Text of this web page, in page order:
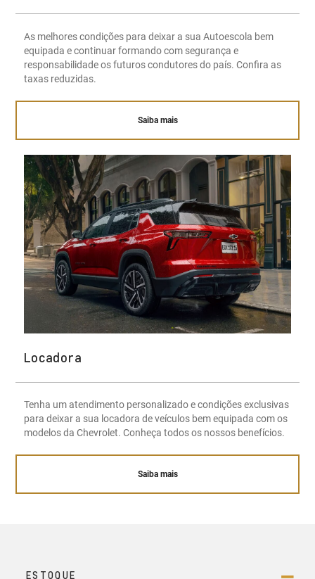
As melhores condições para deixar a sua Autoescola bem
equipada e continuar formando com segurança e
responsabilidade os futuros condutores do país. Confira as
taxas reduzidas.
Saiba mais
Locadora
Tenha um atendimento personalizado e condições exclusivas
para deixar a sua locadora de veículos bem equipada com os
modelos da Chevrolet. Conheça todos os nossos benefícios.
Saiba mais